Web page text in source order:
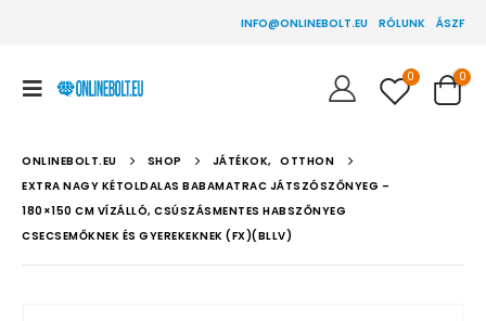
INFO@ONLINEBOLT.EU RÓLUNK ÁSZF
0 0
ONLINEBOLT.EU SHOP JÁTÉKOK, OTTHON
EXTRA NAGY KÉTOLDALAS BABAMATRAC JÁTSZÓSZŐNYEG –
180×150 CM VÍZÁLLÓ, CSÚSZÁSMENTES HABSZŐNYEG
CSECSEMŐKNEK ÉS GYEREKEKNEK (FX)(BLLV)